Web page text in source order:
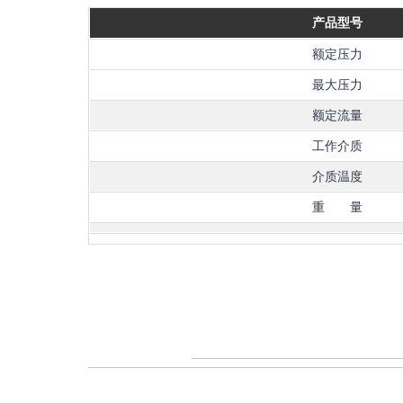
产品型号
额定压力
最大压力
额定流量
工作介质
介质温度
重 量